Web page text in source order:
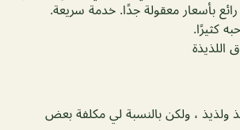
بأسعار معقولة جدًا. خدمة سريعة.
كثيرًا.
اللذيذة
ولذيذ ، ولكن بالنسبة لي مكلفة بعض